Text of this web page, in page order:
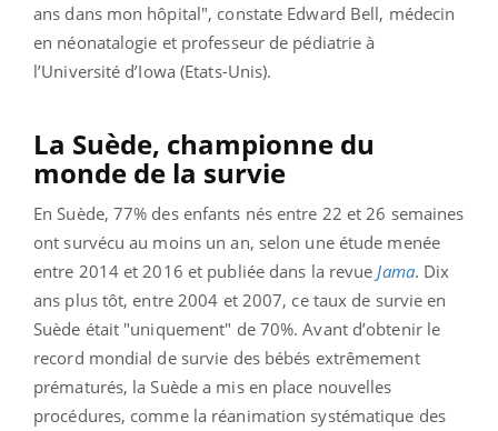
ans dans mon hôpital", constate Edward Bell, médecin
en néonatalogie et professeur de pédiatrie à
l’Université d’Iowa (Etats-Unis).
La Suède, championne du
monde de la survie
En Suède, 77% des enfants nés entre 22 et 26 semaines
ont survécu au moins un an, selon une étude menée
entre 2014 et 2016 et publiée dans la revue Jama. Dix
ans plus tôt, entre 2004 et 2007, ce taux de survie en
Suède était "uniquement" de 70%. Avant d’obtenir le
record mondial de survie des bébés extrêmement
prématurés, la Suède a mis en place nouvelles
procédures, comme la réanimation systématique des